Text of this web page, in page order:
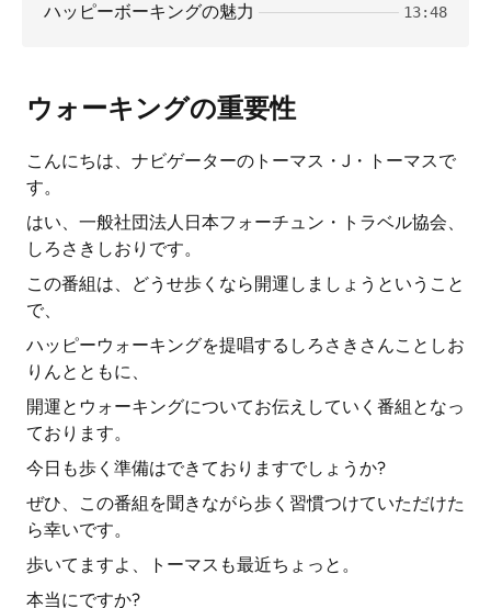
ハッピーボーキングの魅力 13:48
ウォーキングの重要性
こんにちは、ナビゲーターのトーマス・J・トーマスで
す。
はい、一般社団法人日本フォーチュン・トラベル協会、
しろさきしおりです。
この番組は、どうせ歩くなら開運しましょうということ
で、
ハッピーウォーキングを提唱するしろさきさんことしお
りんとともに、
開運とウォーキングについてお伝えしていく番組となっ
ております。
今日も歩く準備はできておりますでしょうか?
ぜひ、この番組を聞きながら歩く習慣つけていただけた
ら幸いです。
歩いてますよ、トーマスも最近ちょっと。
本当にですか?